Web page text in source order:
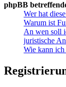
phpBB
Wer hat
Warum ist
An wen soll
juristische
Wie kann